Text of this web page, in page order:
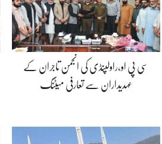
سی پی او،راولپنڈی کی انجمن تاجران کے
عہدیداران سے تعارفی میٹنگ